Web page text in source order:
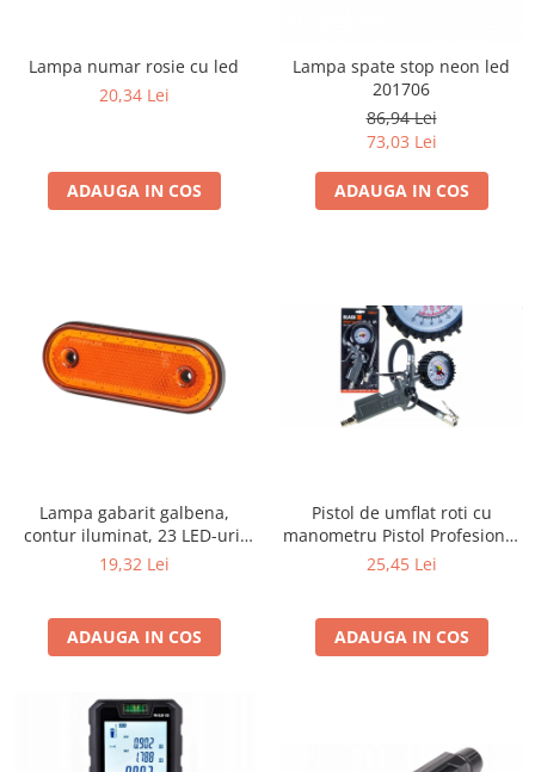
Lampa numar rosie cu led
20,34 Lei
ADAUGA IN COS
Lampa spate stop neon led
201706
86,94 Lei
73,03 Lei
ADAUGA IN COS
Lampa gabarit galbena,
contur iluminat, 23 LED-uri,
cu suport
19,32 Lei
ADAUGA IN COS
Pistol de umflat roti cu
manometru Pistol Profesional
de Umflat Anvelope cu
25,45 Lei
ADAUGA IN COS